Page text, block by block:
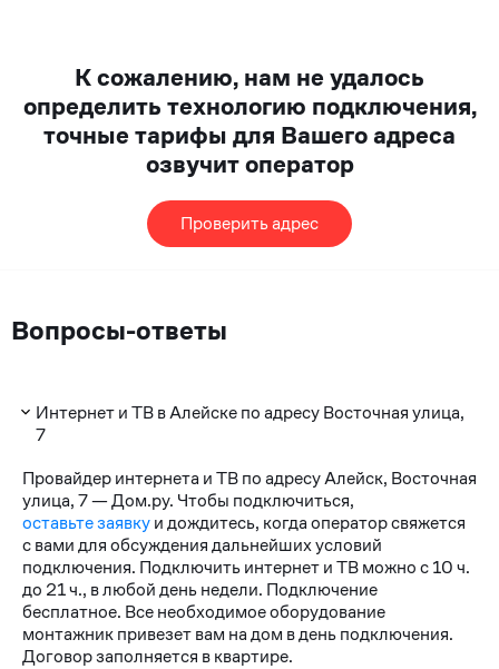
К сожалению, нам не удалось
определить технологию подключения,
точные тарифы для Вашего адреса
озвучит оператор
Проверить адрес
Вопросы-ответы
Интернет и ТВ в Алейске по адресу Восточная улица,
7
Провайдер интернета и ТВ по адресу Алейск, Восточная
улица, 7 — Дом.ру. Чтобы подключиться,
оставьте заявкуи дождитесь, когда оператор свяжется
с вами для обсуждения дальнейших условий
подключения. Подключить интернет и ТВ можно с 10 ч.
до 21 ч., в любой день недели. Подключение
бесплатное. Все необходимое оборудование
монтажник привезет вам на дом в день подключения.
Договор заполняется в квартире.